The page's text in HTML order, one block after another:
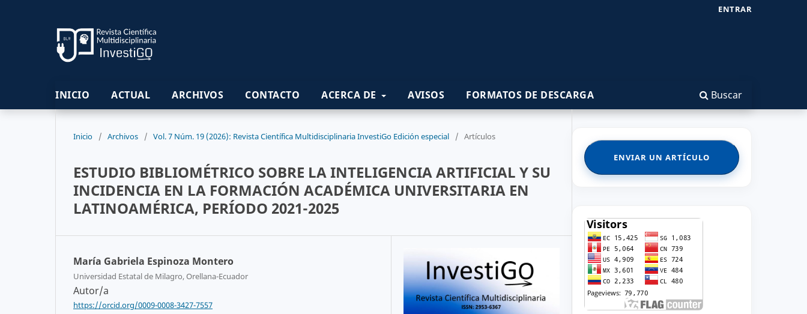
INICIO ACTUAL ARCHIVOS CONTACTO ACERCA DE AVISOS FORMATOS DE DESCARGA Buscar
ENTRAR
Inicio / Archivos / Vol. 7 Núm. 19 (2026): Revista Científica Multidisciplinaria InvestiGo Edición especial / Artículos
ESTUDIO BIBLIOMÉTRICO SOBRE LA INTELIGENCIA ARTIFICIAL Y SU
INCIDENCIA EN LA FORMACIÓN ACADÉMICA UNIVERSITARIA EN
LATINOAMÉRICA, PERÍODO 2021-2025
María Gabriela Espinoza Montero
Universidad Estatal de Milagro, Orellana-Ecuador
Autor/a
https://orcid.org/0009-0008-3427-7557
ENVIAR UN ARTÍCULO